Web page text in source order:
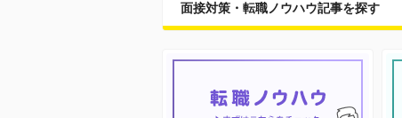
面接対策・転職ノウハウ記事を探す